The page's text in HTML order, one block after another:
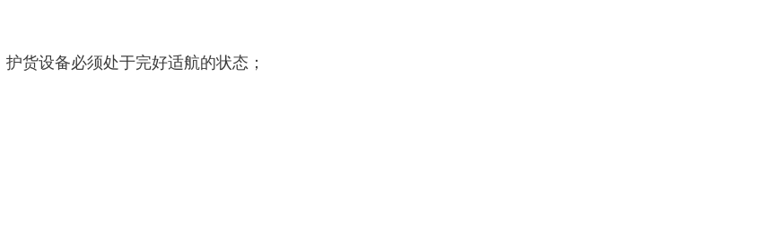
货设备必须处于完好适航的状态；